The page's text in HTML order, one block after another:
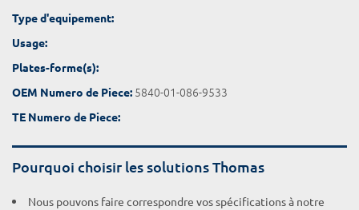
Type d'equipement:
Usage:
Plates-forme(s):
OEM Numero de Piece: 5840-01-086-9533
TE Numero de Piece:
Pourquoi choisir les solutions Thomas
Nous pouvons faire correspondre vos spécifications à notre